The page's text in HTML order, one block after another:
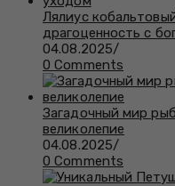
Лялиус
драгоценность с
04.08.2025/
0 Comments
Загадочный мир
великолепие
04.08.2025/
0 Comments